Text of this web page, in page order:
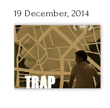
19 December, 2014